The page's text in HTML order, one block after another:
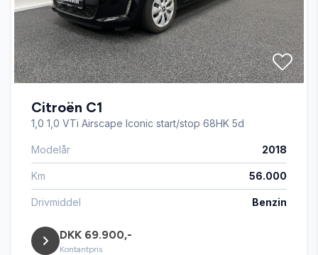
Bluetooth
Dual zone klimaanlæg
Dæktryksystem
El-klapbare sidespejle med varme
El-ruder x4
Fartpilot
Citroën C1
1,0 1,0 VTi Airscape Iconic start/stop 68HK 5d
Modelår 2018
Km 56.000
Drivmiddel Benzin
DKK 69.900,-
Kontantpris